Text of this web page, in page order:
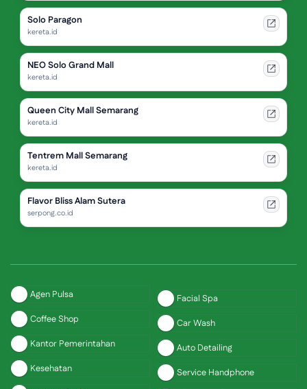
Solo Paragon
kereta.id
NEO Solo Grand Mall
kereta.id
Queen City Mall Semarang
kereta.id
Tentrem Mall Semarang
kereta.id
Flavor Bliss Alam Sutera
serpong.co.id
Agen Pulsa
Coffee Shop
Kantor Pemerintahan
Kesehatan
Facial Spa
Car Wash
Auto Detailing
Service Handphone